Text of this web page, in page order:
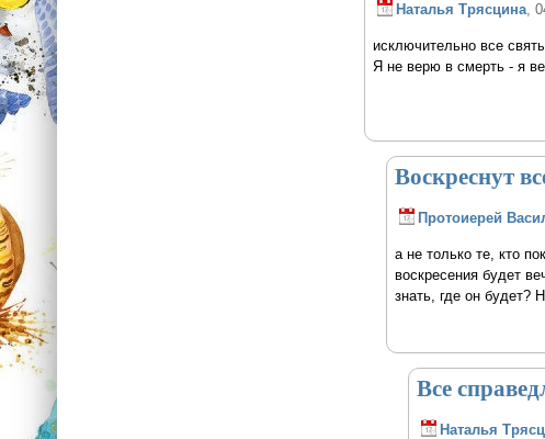
Наталья Трясцина,
исключительно все
Я не верю в смерть - я
Воскреснут
Протоиерей
а не только те, кто
воскресения будет
знать, где он будет?
Все
Наталья